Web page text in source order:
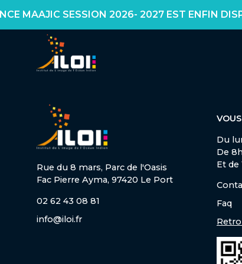
MAAJIC SESSION 2026- 2027 EST ENFIN
Rue du 8 mars, Parc de l'Oasis
Fac Pierre Ayma, 97420 Le Port
02 62 43 08 81
info@iloi.fr
Du
De
Et de
Faq